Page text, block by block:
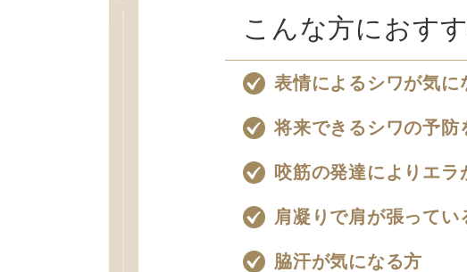
こんな方におす
表情によるシワが気に
将来できるシワの予防
咬筋の発達によりエ
肩凝りで肩が張ってい
脇汗が気になる方